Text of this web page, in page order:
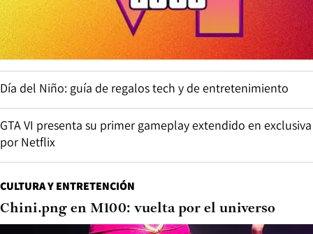
Día del Niño: guía de regalos tech y de entretenimiento
GTA VI presenta su primer gameplay extendido en exclusiva
por Netflix
CULTURA Y ENTRETENCIÓN
Chini.png en M100: vuelta por el universo